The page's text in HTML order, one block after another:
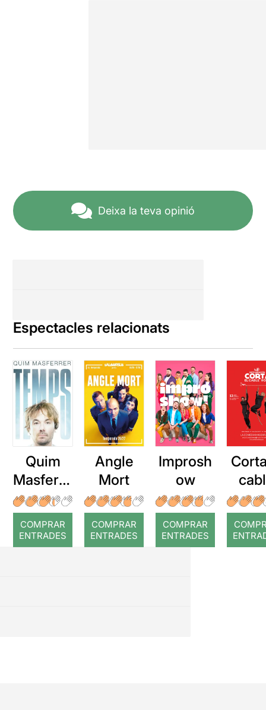
Deixa la teva opinió
Espectacles relacionats
Quim
Masferre
r: Temps
COMPRAR
ENTRADES
Angle
Mort
COMPRAR
ENTRADES
Improsh
ow
COMPRAR
ENTRADES